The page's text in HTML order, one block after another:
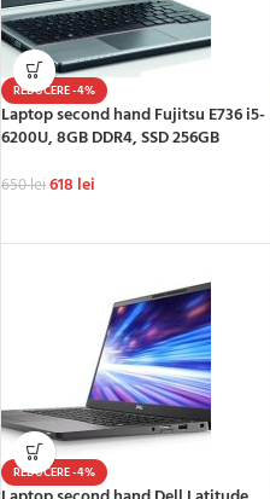
REDUCERE -4%
Laptop second hand Fujitsu E736 i5-
6200U, 8GB DDR4, SSD 256GB
650lei618 lei
REDUCERE -4%